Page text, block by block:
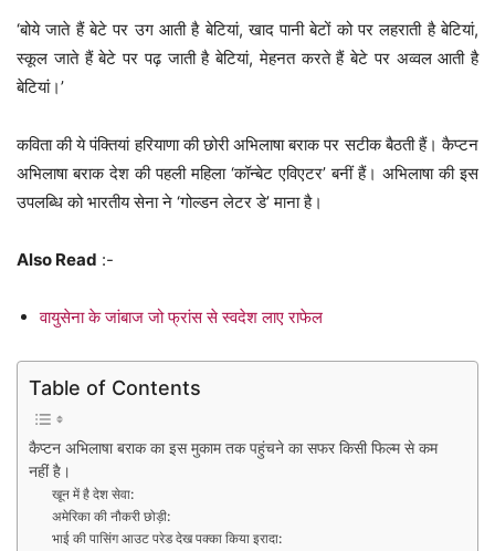
‘बोये जाते हैं बेटे पर उग आती है बेटियां, खाद पानी बेटों को पर लहराती है बेटियां,
स्कूल जाते हैं बेटे पर पढ़ जाती है बेटियां, मेहनत करते हैं बेटे पर अव्वल आती है
बेटियां।’
कविता की ये पंक्तियां हरियाणा की छोरी अभिलाषा बराक पर सटीक बैठती हैं। कैप्टन
अभिलाषा बराक देश की पहली महिला ‘कॉन्बेट एविएटर’ बनीं हैं। अभिलाषा की इस
उपलब्धि को भारतीय सेना ने ‘गोल्डन लेटर डे’ माना है।
Also Read :-
वायुसेना के जांबाज जो फ्रांस से स्वदेश लाए राफेल
Table of Contents
कैप्टन अभिलाषा बराक का इस मुकाम तक पहुंचने का सफर किसी फिल्म से कम
नहीं है।
खून में है देश सेवा:
अमेरिका की नौकरी छोड़ी:
भाई की पासिंग आउट परेड देख पक्का किया इरादा: